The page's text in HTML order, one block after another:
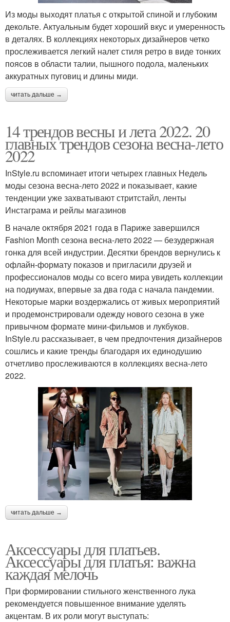
Из моды выходят платья с открытой спиной и глубоким
декольте. Актуальным будет хороший вкус и умеренность
в деталях. В коллекциях некоторых дизайнеров четко
прослеживается легкий налет стиля ретро в виде тонких
поясов в области талии, пышного подола, маленьких
аккуратных пуговиц и длины миди.
читать дальше →
14 трендов весны и лета 2022. 20
главных трендов сезона весна-лето
2022
InStyle.ru вспоминает итоги четырех главных Недель
моды сезона весна-лето 2022 и показывает, какие
тенденции уже захватывают стритстайл, ленты
Инстаграма и рейлы магазинов
В начале октября 2021 года в Париже завершился
Fashion Month сезона весна-лето 2022 — безудержная
гонка для всей индустрии. Десятки брендов вернулись к
офлайн-формату показов и пригласили друзей и
профессионалов моды со всего мира увидеть коллекции
на подиумах, впервые за два года с начала пандемии.
Некоторые марки воздержались от живых мероприятий
и продемонстрировали одежду нового сезона в уже
привычном формате мини-фильмов и лукбуков.
InStyle.ru рассказывает, в чем предпочтения дизайнеров
сошлись и какие тренды благодаря их единодушию
отчетливо прослеживаются в коллекциях весна-лето
2022.
читать дальше →
Аксессуары для платьев.
Аксессуары для платья: важна
каждая мелочь
При формировании стильного женственного лука
рекомендуется повышенное внимание уделять
акцентам. В их роли могут выступать: